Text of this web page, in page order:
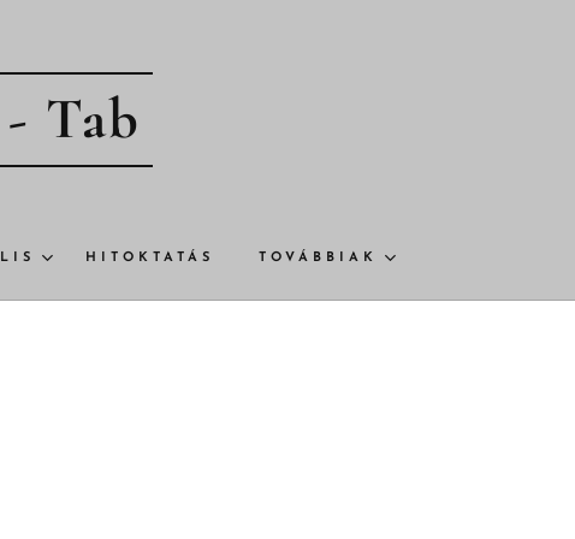
Tab
HITOKTATÁS TOVÁBBIAK